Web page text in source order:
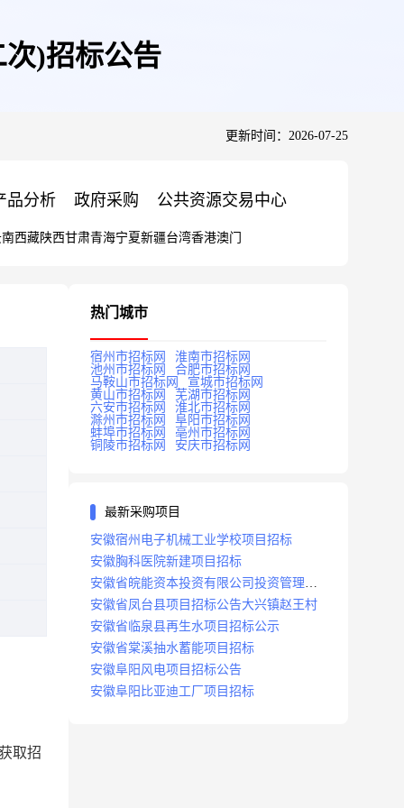
)招标公告
更新时间：2026-07-25
品分析 政府采购 公共资源交易中心
西藏陕西甘肃青海宁夏新疆台湾香港澳门
取招
热门城市
宿州市招标网
淮南市招标网
池州市招标网
合肥市招标网
马鞍山市招标网
宣城市招标网
黄山市招标网
芜湖市招标网
六安市招标网
淮北市招标网
滁州市招标网
阜阳市招标网
蚌埠市招标网
亳州市招标网
铜陵市招标网
安庆市招标网
最新采购项目
安徽宿州电子机械工业学校项目招标
安徽胸科医院新建项目招标
安徽省皖能资本投资有限公司投资管理系
统建设项目招标
安徽省凤台县项目招标公告大兴镇赵王村
安徽省临泉县再生水项目招标公示
安徽省棠溪抽水蓄能项目招标
安徽阜阳风电项目招标公告
安徽阜阳比亚迪工厂项目招标